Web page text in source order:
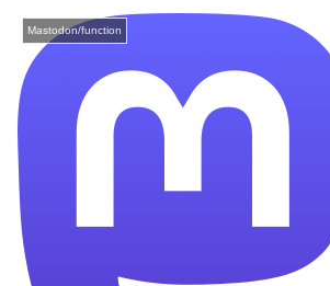
Mastodon/function